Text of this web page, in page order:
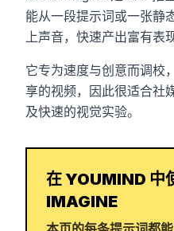
能从一段提示词或一张静
上声音，快速产出富有表
它专为速度与创意而调校
享的视频，因此很适合社
及快速的视觉实验。
在 YOUMIND 中
IMAGINE